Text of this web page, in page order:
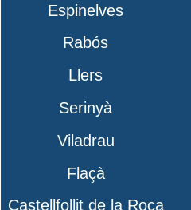
Espinelves
Rabós
Llers
Serinyà
Viladrau
Flaçà
Castellfollit de la Roca